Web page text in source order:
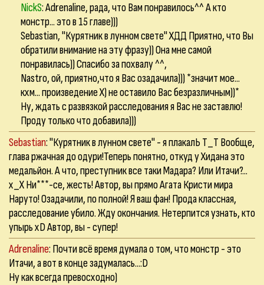
NickS: Adrenaline, рада, что Вам понравилось^^ А кто
монстр... это в 15 главе)))
Sebastian, "Курятник в лунном свете" ХДД Приятно, что Вы
обратили внимание на эту фразу)) Она мне самой
понравилась)) Спасибо за похвалу ^^,
Nastro, ой, приятно,что я Вас озадачила))) *значит мое...
кхм... произведение Х) не оставило Вас безразличным))*
Ну, ждать с развязкой расследования я Вас не заставлю!
Проду только что добавила)))
Sebastian: "Курятник в лунном свете" - я плакалЬ Т_Т Вообще,
глава ржачная до одури!Теперь понятно, откуд у Хидана это
медальйон. А что, преступник все таки Мадара? Или Итачи?...
х_Х Ни***-се, жесть! Автор, вы прямо Агата Кристи мира
Наруто! Озадачили, по полной! Я ваш фан! Прода классная,
расследование убило. Жду окончания. Нетерпится узнать, кто
упырь xD Автор, вы - супер!
Adrenaline: Почти всё время думала о том, что монстр - это
Итачи, а вот в конце задумалась...:D
Ну как всегда превосходно)